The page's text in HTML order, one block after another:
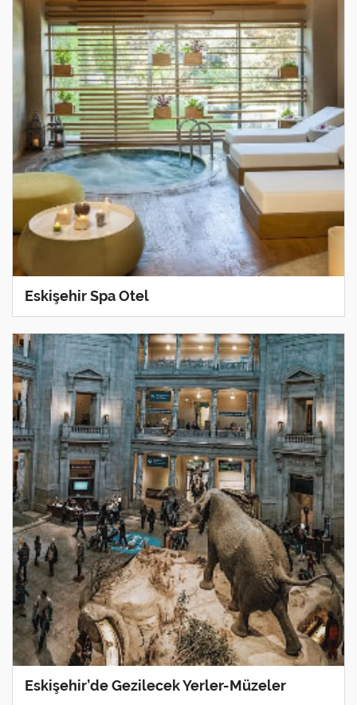
Eskişehir Spa Otel
Eskişehir’de Gezilecek Yerler-Müzeler